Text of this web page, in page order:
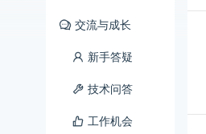
交流与成长
新手答疑
技术问答
工作机会